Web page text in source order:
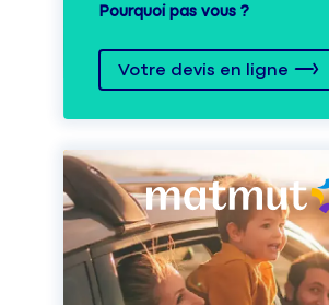
Pourquoi pas vous ?
Votre devis en ligne